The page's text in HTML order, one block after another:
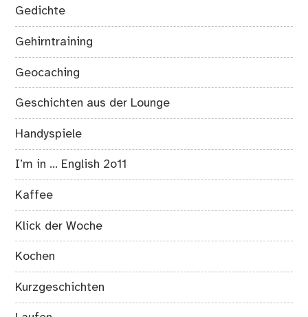
Gedichte
Gehirntraining
Geocaching
Geschichten aus der Lounge
Handyspiele
I’m in … English 2o11
Kaffee
Klick der Woche
Kochen
Kurzgeschichten